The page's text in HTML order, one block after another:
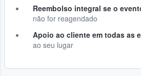
Reembolso integral se o
não for reagendado
Apoio ao cliente em todas as
ao seu lugar